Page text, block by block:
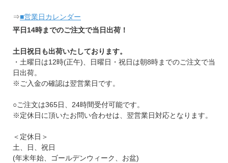
⇒■営業日カレンダー
平日14時までのご注文で当日出荷！
土日祝日も出荷いたしております。
・土曜日は12時(正午)、日曜日・祝日は朝8時までのご注文で当
日出荷。
※ご入金の確認は翌営業日です。
○ご注文は365日、24時間受付可能です。
※定休日に頂いたお問い合わせは、翌営業日対応となります。
＜定休日＞
土、日、祝日
(年末年始、ゴールデンウィーク、お盆)